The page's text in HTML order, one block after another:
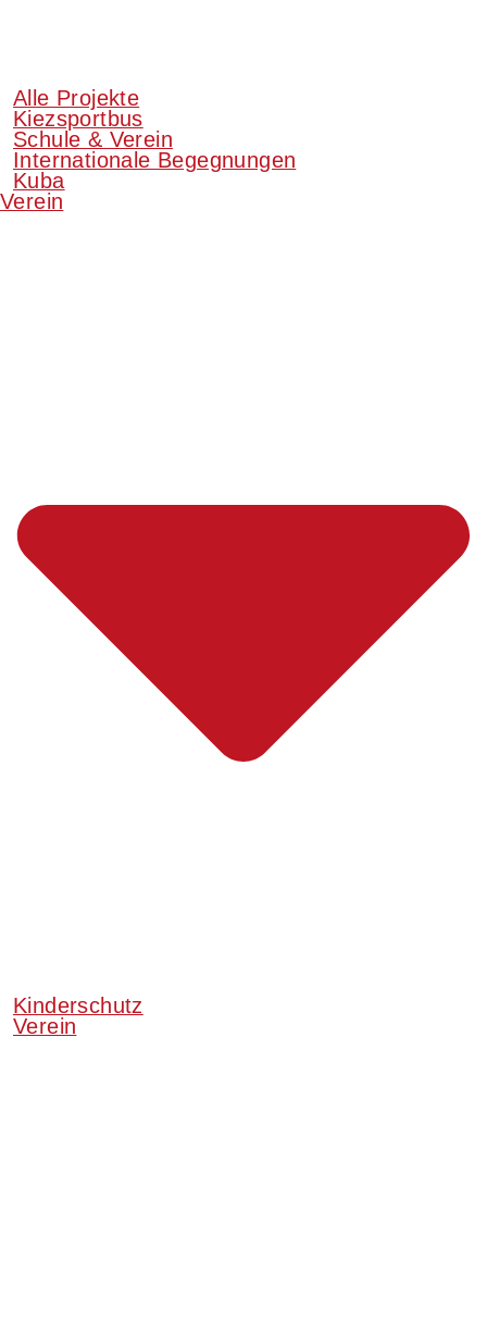
Alle Projekte
Kiezsportbus
Schule & Verein
Internationale Begegnungen
Kuba
Verein
Kinderschutz
Verein